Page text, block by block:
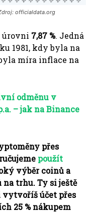
officialdata.org
úrovni 7,87 %. Jedná
1981, kdy byla na
míra inflace na
odměnu v
– jak na Binance
přes
použít
výběr coinů a
trhu. Ty si ještě
vytvoříš účet přes
25 % nákupem